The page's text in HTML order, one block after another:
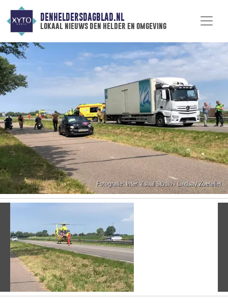
DENHELDERSDAGBLAD.NL
lokaal nieuws den helder en omgeving
Vorige